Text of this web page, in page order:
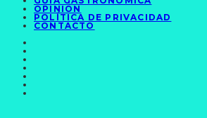
OPINIÓN
POLÍTICA DE PRIVACIDAD
CONTACTO